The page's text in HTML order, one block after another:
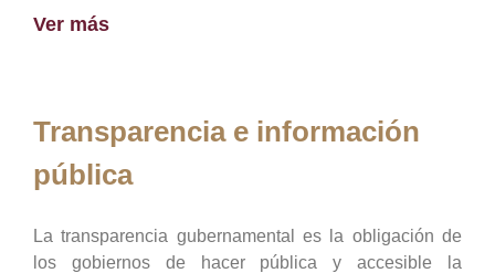
Ver más
Transparencia e información
pública
La transparencia gubernamental es la obligación de
los gobiernos de hacer pública y accesible la